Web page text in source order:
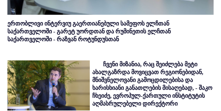
ერთობლივი ინტერვიუ გაერთიანებული სამეფოს ელჩთან
საქართველოში - გარეტ უორდთან და რუმინეთის ელჩთან
საქართველოში - რაზვან როტუნდუსთან
ჩვენი მიზანია, რაც შეიძლება მეტი
ახალგაზრდა მოვიცვათ რეგიონებიდან,
მნიშვნელოვანი გამოცდილებისა და
ხარისხიანი განათლების მისაღებად, - შაკო
ჩხეიძე, ევროპულ-ქართული ინსტიტუტის
აღმასრულებელი დირექტორი